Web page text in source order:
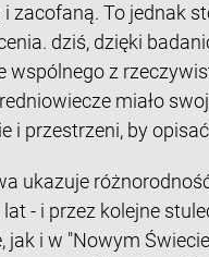
i zacofaną. To jednak
dziś, dzięki
wspólnego z
miało
i przestrzeni, by
ukazuje
- i przez kolejne
jak i w "Nowym